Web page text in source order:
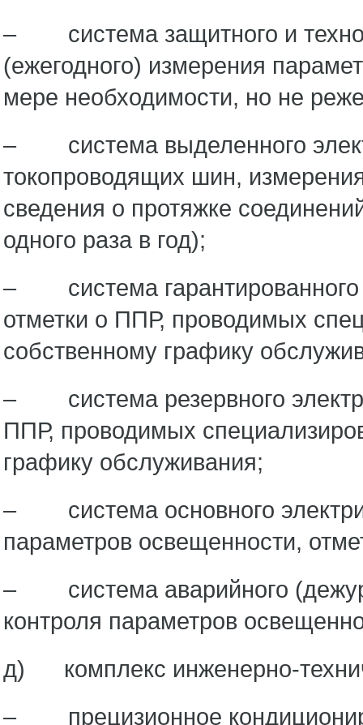
– система защитного и
(ежегодного) измерения
мере необходимости, но не
– система выделенного
токопроводящих шин,
сведения о протяжке
одного раза в год);
– система гарантированного
отметки о ППР, проводимых
собственному графику
– система резервного
ППР, проводимых
графику обслуживания;
– система основного
параметров освещенности,
– система аварийного
контроля параметров
д) комплекс инженерно-
– прецизионное